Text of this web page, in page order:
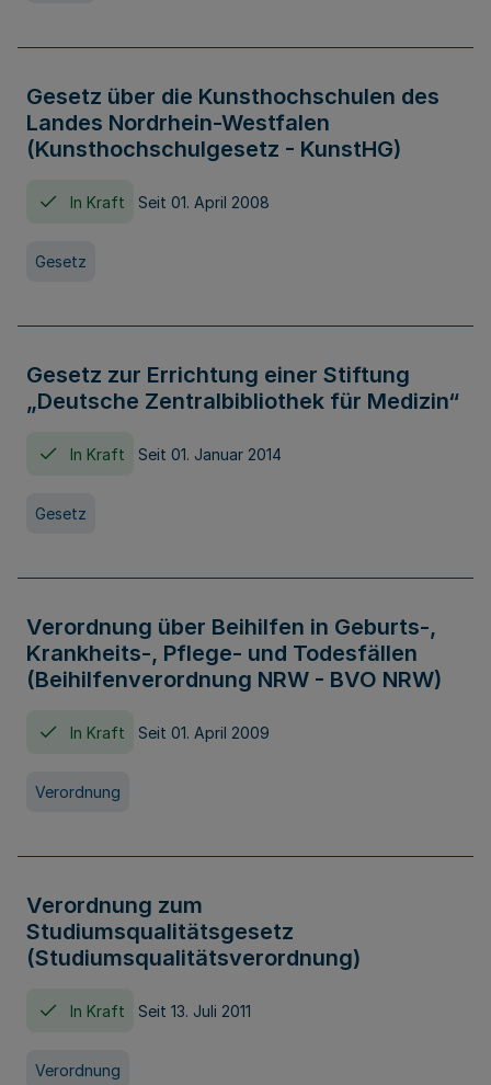
Gesetz über die Kunsthochschulen des
Landes Nordrhein-Westfalen
(Kunsthochschulgesetz - KunstHG)
In Kraft Seit 01. April 2008
Gesetz
Gesetz zur Errichtung einer Stiftung
„Deutsche Zentralbibliothek für Medizin“
In Kraft Seit 01. Januar 2014
Gesetz
Verordnung über Beihilfen in Geburts-,
Krankheits-, Pflege- und Todesfällen
(Beihilfenverordnung NRW - BVO NRW)
In Kraft Seit 01. April 2009
Verordnung
Verordnung zum
Studiumsqualitätsgesetz
(Studiumsqualitätsverordnung)
In Kraft Seit 13. Juli 2011
Verordnung